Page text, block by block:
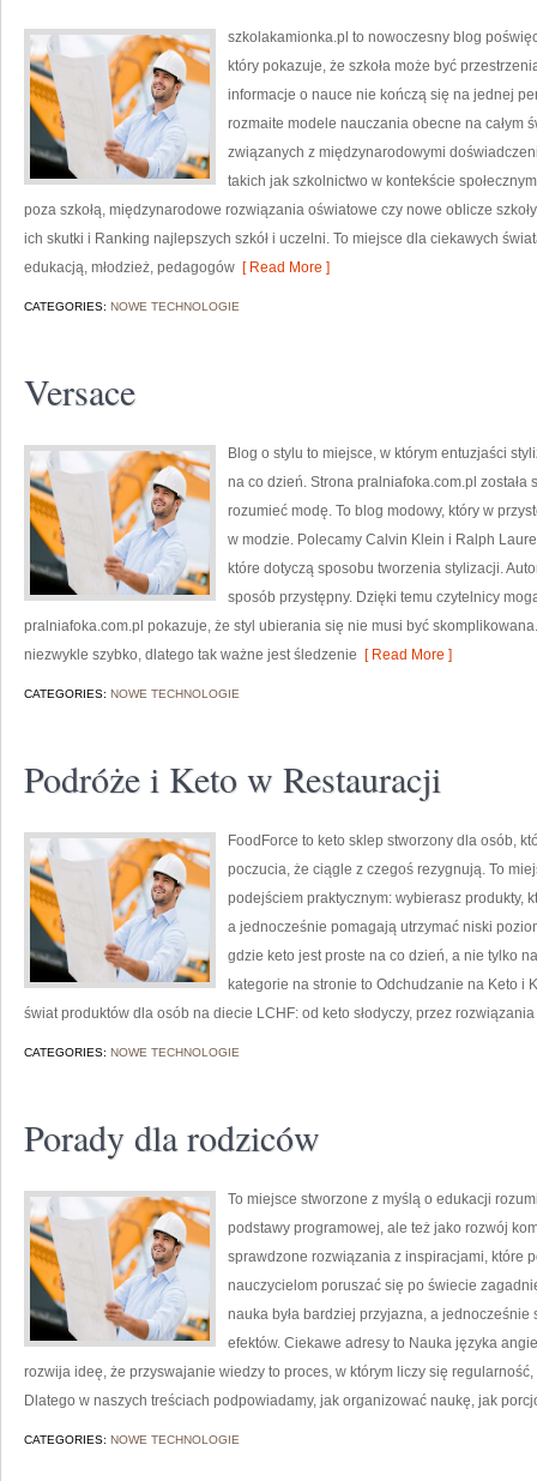
szkolakamionka.pl to nowoczesny blog
który pokazuje, że szkoła może być
informacje o nauce nie kończą się na jednej
rozmaite modele nauczania obecne na całym
związanych z międzynarodowymi
takich jak szkolnictwo w kontekście
poza szkołą, międzynarodowe rozwiązania oświatowe czy nowe oblicze
ich skutki i Ranking najlepszych szkół i uczelni. To miejsce dla ciekawych
edukacją, młodzież, pedagogów [ Read More ]
CATEGORIES: NOWE TECHNOLOGIE
Versace
Blog o stylu to miejsce, w którym entuzjaści
na co dzień. Strona pralniafoka.com.pl
rozumieć modę. To blog modowy, który w
w modzie. Polecamy Calvin Klein i Ralph
które dotyczą sposobu tworzenia stylizacji.
sposób przystępny. Dzięki temu czytelnicy
pralniafoka.com.pl pokazuje, że styl ubierania się nie musi być
niezwykle szybko, dlatego tak ważne jest śledzenie [ Read More ]
CATEGORIES: NOWE TECHNOLOGIE
Podróże i Keto w Restauracji
FoodForce to keto sklep stworzony dla osób,
poczucia, że ciągle z czegoś rezygnują. To
podejściem praktycznym: wybierasz produkty,
a jednocześnie pomagają utrzymać niski
gdzie keto jest proste na co dzień, a nie tylko
kategorie na stronie to Odchudzanie na Keto i
świat produktów dla osób na diecie LCHF: od keto słodyczy, przez
CATEGORIES: NOWE TECHNOLOGIE
Porady dla rodziców
To miejsce stworzone z myślą o edukacji
podstawy programowej, ale też jako rozwój
sprawdzone rozwiązania z inspiracjami, które
nauczycielom poruszać się po świecie
nauka była bardziej przyjazna, a
efektów. Ciekawe adresy to Nauka języka
rozwija ideę, że przyswajanie wiedzy to proces, w którym liczy się
Dlatego w naszych treściach podpowiadamy, jak organizować naukę, jak
CATEGORIES: NOWE TECHNOLOGIE